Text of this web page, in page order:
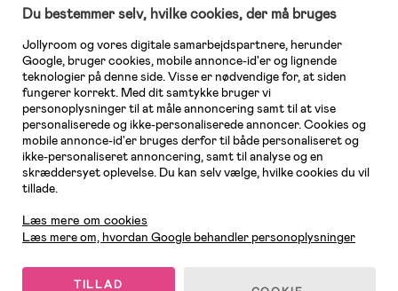
barnevogne, autostole, børne- og babytøj, produkter til gravide og ammende
mødre, indretning og inspiration, legetøj, babyudstyr og meget mere. Vi
tilbyder produkter fra velkendte varemærker som Britax, Maxi-Cosi, Baby
Jogger, BabyBjörn, Didriksons, KidKraft, Ergobaby, Phillips Avent, Neonate,
Cybex, LEGO og mange flere. Kort sagt - et kæmpe sortiment venter på dig!
Du bestemmer selv, hvilke cookies, der må bruges
Jollyroom og vores digitale samarbejdspartnere, herunder
Google, bruger cookies, mobile annonce-id'er og lignende
teknologier på denne side. Visse er nødvendige for, at siden
fungerer korrekt. Med dit samtykke bruger vi
personoplysninger til at måle annoncering samt til at vise
personaliserede og ikke-personaliserede annoncer. Cookies og
mobile annonce-id'er bruges derfor til både personaliseret og
ikke-personaliseret annoncering, samt til analyse og en
skræddersyet oplevelse. Du kan selv vælge, hvilke cookies du vil
tillade.
Læs mere om cookies
Læs mere om, hvordan Google behandler personoplysninger
TILLAD